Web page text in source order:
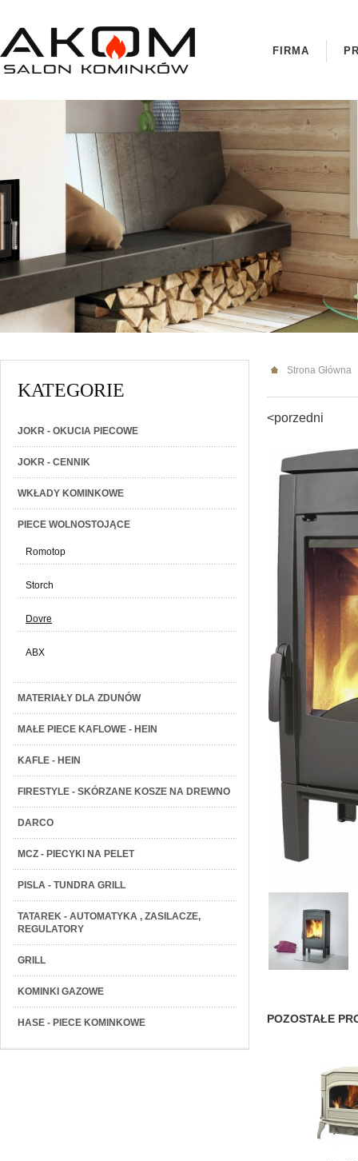
FIRMA
KATEGORIE
JOKR - OKUCIA PIECOWE
JOKR - CENNIK
WKŁADY KOMINKOWE
PIECE WOLNOSTOJĄCE
Romotop
Storch
Dovre
ABX
MATERIAŁY DLA ZDUNÓW
MAŁE PIECE KAFLOWE - HEIN
KAFLE - HEIN
FIRESTYLE - SKÓRZANE KOSZE NA DREWNO
DARCO
MCZ - PIECYKI NA PELET
PISLA - TUNDRA GRILL
TATAREK - AUTOMATYKA , ZASILACZE,
REGULATORY
GRILL
KOMINKI GAZOWE
HASE - PIECE KOMINKOWE
Strona Główna
<porzedni
POZOSTAŁE